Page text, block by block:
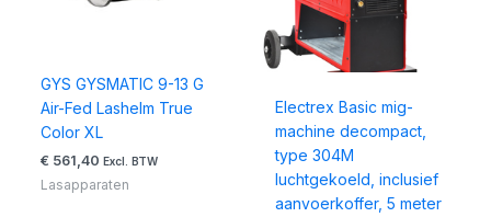
GYS GYSMATIC 9-13 G
Air-Fed Lashelm True
Color XL
€ 561,40 Excl. BTW
Lasapparaten
Electrex Basic mig-
machine decompact,
type 304M
luchtgekoeld, inclusief
aanvoerkoffer, 5 meter